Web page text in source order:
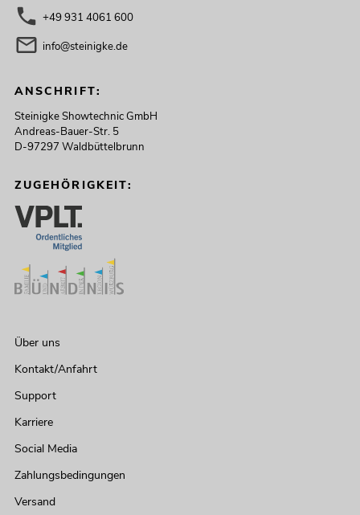
+49 931 4061 600
info@steinigke.de
ANSCHRIFT:
Steinigke Showtechnic GmbH
Andreas-Bauer-Str. 5
D-97297 Waldbüttelbrunn
ZUGEHÖRIGKEIT:
Über uns
Kontakt/Anfahrt
Support
Karriere
Social Media
Zahlungsbedingungen
Versand